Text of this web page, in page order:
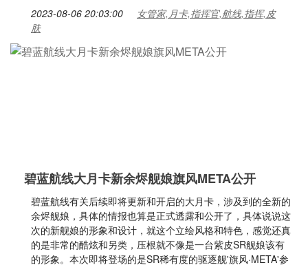
2023-08-06 20:03:00
女管家,月卡,指挥官,航线,指挥,皮
肤
碧蓝航线大月卡新余烬舰娘旗风META公开
碧蓝航线有关后续即将更新和开启的大月卡，涉及到的全新的
余烬舰娘，具体的情报也算是正式透露和公开了，具体说说这
次的新舰娘的形象和设计，就这个立绘风格和特色，感觉还真
的是非常的酷炫和另类，压根就不像是一台紫皮SR舰娘该有
的形象。本次即将登场的是SR稀有度的驱逐舰'旗风·META'参